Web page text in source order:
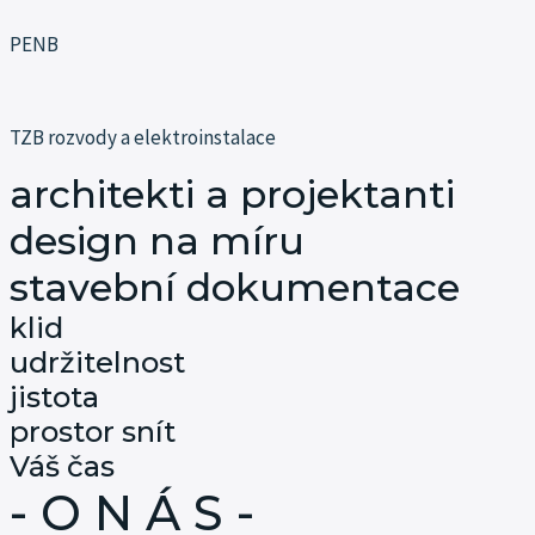
PENB
TZB rozvody a elektroinstalace
architekti a projektanti
design na míru
stavební dokumentace
klid
udržitelnost
jistota
prostor snít
Váš čas
- O N Á S -